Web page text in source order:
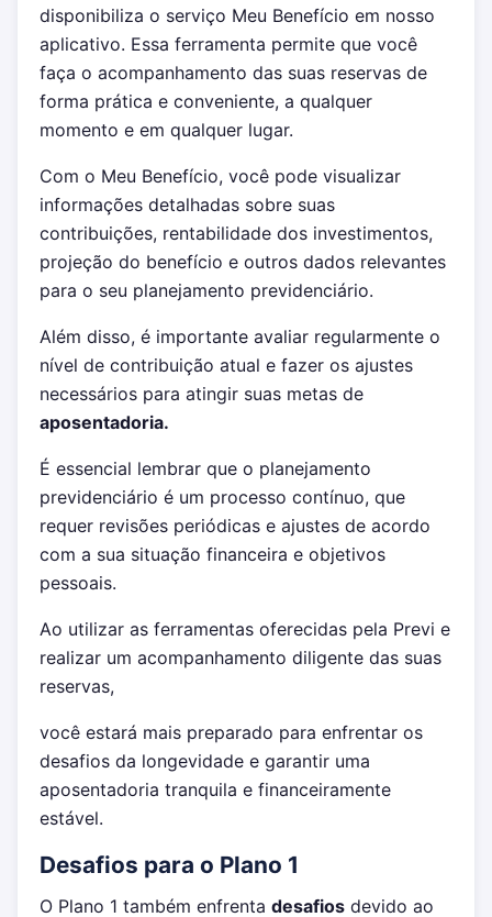
disponibiliza o serviço Meu Benefício em nosso
aplicativo. Essa ferramenta permite que você
faça o acompanhamento das suas reservas de
forma prática e conveniente, a qualquer
momento e em qualquer lugar.
Com o Meu Benefício, você pode visualizar
informações detalhadas sobre suas
contribuições, rentabilidade dos investimentos,
projeção do benefício e outros dados relevantes
para o seu planejamento previdenciário.
Além disso, é importante avaliar regularmente o
nível de contribuição atual e fazer os ajustes
necessários para atingir suas metas de
aposentadoria.
É essencial lembrar que o planejamento
previdenciário é um processo contínuo, que
requer revisões periódicas e ajustes de acordo
com a sua situação financeira e objetivos
pessoais.
Ao utilizar as ferramentas oferecidas pela Previ e
realizar um acompanhamento diligente das suas
reservas,
você estará mais preparado para enfrentar os
desafios da longevidade e garantir uma
aposentadoria tranquila e financeiramente
estável.
Desafios para o Plano 1
O Plano 1 também enfrenta desafios devido ao